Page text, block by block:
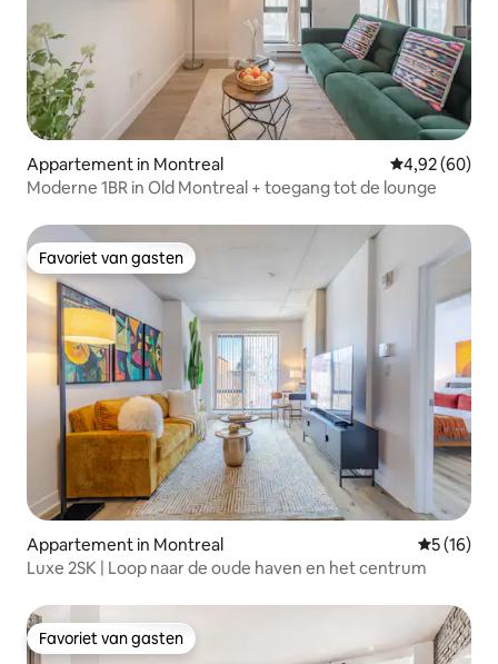
Appartement in Montreal Gemiddelde
4,92 (60)
Moderne 1BR in Old Montreal + toegang tot de lounge
Favoriet van gasten
Favoriet van gasten
Appartement in Montreal
5 (16)
Luxe 2SK | Loop naar de oude haven en het centrum
Favoriet van gasten
Favoriet van gasten